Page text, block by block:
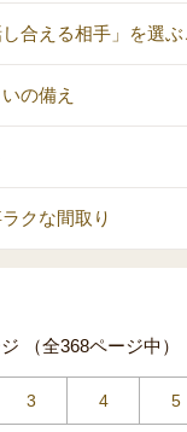
合える相手」を選
の備え
クな間取り
（全368ページ中）
3 4 5